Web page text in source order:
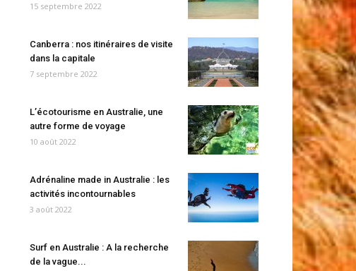
15 septembre 2022
Canberra : nos itinéraires de visite
dans la capitale
7 septembre 2022
L’écotourisme en Australie, une
autre forme de voyage
10 août 2022
Adrénaline made in Australie : les
activités incontournables
3 août 2022
Surf en Australie : A la recherche
de la vague...